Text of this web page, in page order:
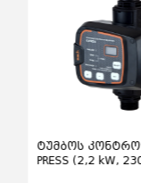
ცირკული ხერხი
სხვადასხვა
ძაბვის ჩამრთველები
ღილაკები
ჩამრთველ
ძაბვის მცველები
დროსელი
როზეტი (შტეფცელი)
როზეტები და
ინდუსტრიული
დროსელი ელექტრო
ტუმბოს
PRESS (2,2 kW,